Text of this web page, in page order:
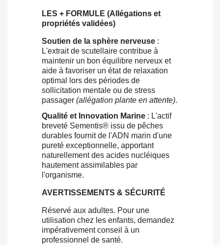
LES + FORMULE (Allégations et
propriétés validées)
Soutien de la sphère nerveuse :
L'extrait de scutellaire contribue à
maintenir un bon équilibre nerveux et
aide à favoriser un état de relaxation
optimal lors des périodes de
sollicitation mentale ou de stress
passager (allégation plante en attente).
Qualité et Innovation Marine : L'actif
breveté Sementis® issu de pêches
durables fournit de l'ADN marin d'une
pureté exceptionnelle, apportant
naturellement des acides nucléiques
hautement assimilables par
l'organisme.
AVERTISSEMENTS & SÉCURITÉ
Réservé aux adultes. Pour une
utilisation chez les enfants, demandez
impérativement conseil à un
professionnel de santé.